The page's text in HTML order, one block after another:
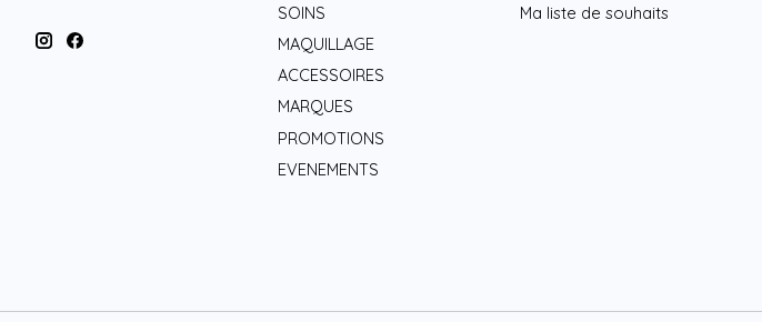
SOINS
MAQUILLAGE
ACCESSOIRES
MARQUES
PROMOTIONS
EVENEMENTS
Ma liste de souhaits